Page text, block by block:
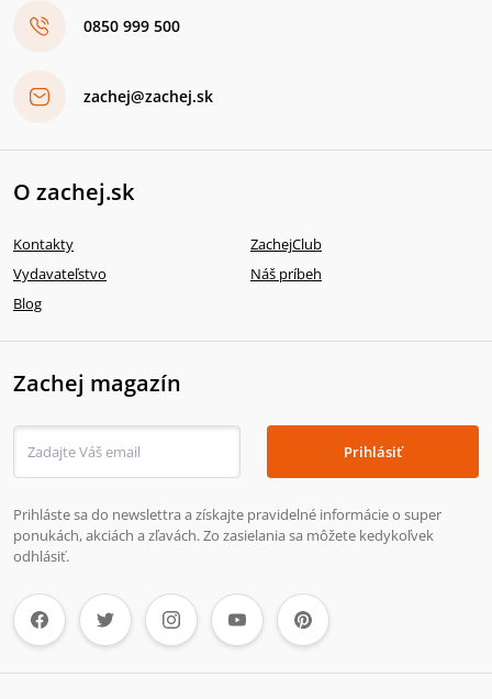
0850 999 500
zachej@zachej.sk
O zachej.sk
Kontakty
ZachejClub
Vydavateľstvo
Náš príbeh
Blog
Zachej magazín
Prihlásiť
Prihláste sa do newslettra a získajte pravidelné informácie o super
ponukách, akciách a zľavách. Zo zasielania sa môžete kedykoľvek
odhlásiť.